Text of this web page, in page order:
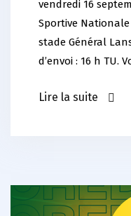
vendredi 16
Sportive Nationale
stade Général
d’envoi : 16 h TU.
Lire la suite